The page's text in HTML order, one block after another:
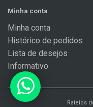
Minha conta
Minha conta
Histórico de pedidos
Lista de desejos
Informativo
Rateios